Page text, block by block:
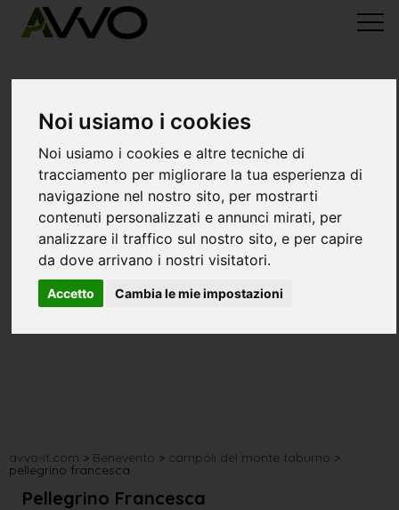
Noi usiamo i cookies
Noi usiamo i cookies e altre tecniche di
tracciamento per migliorare la tua esperienza di
navigazione nel nostro sito, per mostrarti
contenuti personalizzati e annunci mirati, per
analizzare il traffico sul nostro sito, e per capire
da dove arrivano i nostri visitatori.
Accetto Cambia le mie impostazioni
avvo-it.com > Benevento > campoli del monte taburno >
pellegrino francesca
Pellegrino Francesca